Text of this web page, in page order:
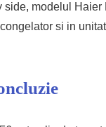
side, modelul
si in